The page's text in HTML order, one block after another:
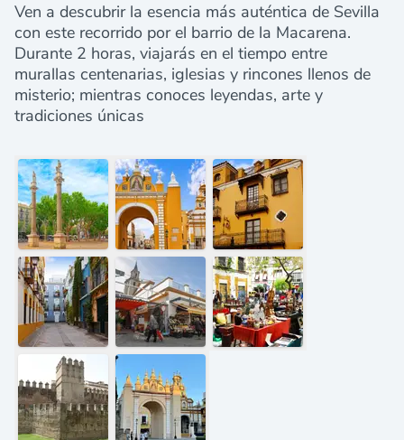
Ven a descubrir la esencia más auténtica de Sevilla
con este recorrido por el barrio de la Macarena.
Durante 2 horas, viajarás en el tiempo entre
murallas centenarias, iglesias y rincones llenos de
misterio; mientras conoces leyendas, arte y
tradiciones únicas